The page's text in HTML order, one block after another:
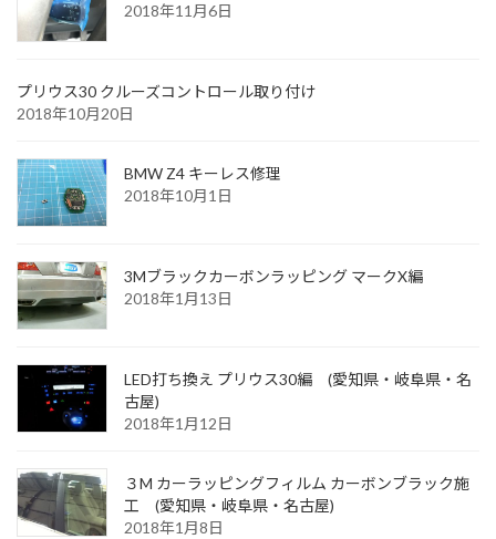
2018年11月6日
プリウス30 クルーズコントロール取り付け
2018年10月20日
BMW Z4 キーレス修理
2018年10月1日
3Mブラックカーボンラッピング マークX編
2018年1月13日
LED打ち換え プリウス30編 (愛知県・岐阜県・名
古屋)
2018年1月12日
３M カーラッピングフィルム カーボンブラック施
工 (愛知県・岐阜県・名古屋)
2018年1月8日